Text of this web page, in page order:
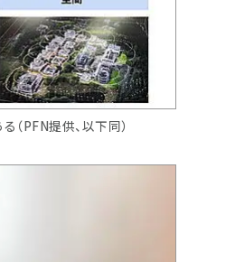
（PFN提供、以下同）